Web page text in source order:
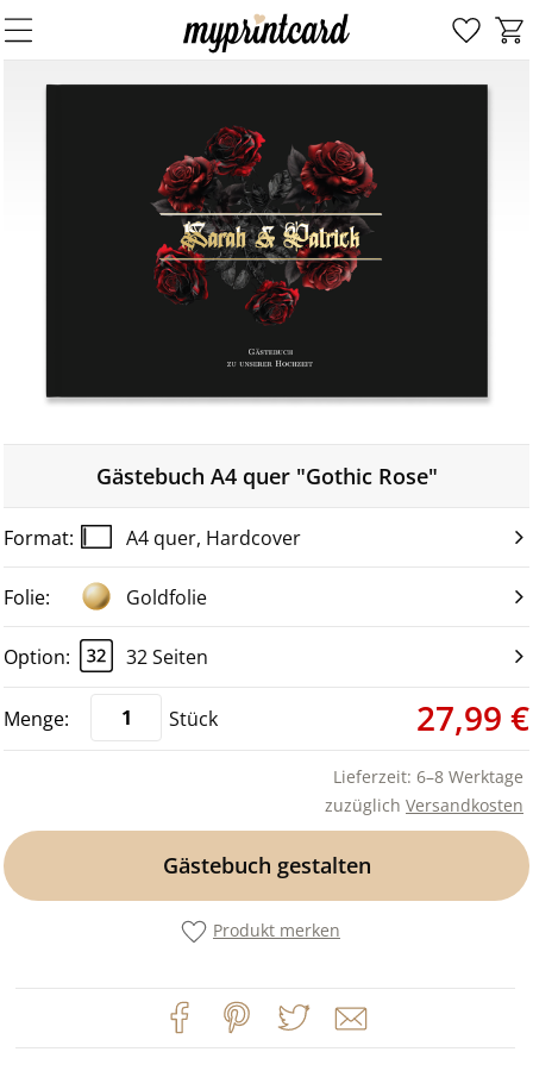
Gästebuch A4 quer "Gothic Rose"
A4 quer, Hardcover
Goldfolie
32 Seiten
Stück 27,99 €
Lieferzeit: 6–8 Werktage
zuzüglich Versandkosten
Gästebuch gestalten
Produkt merken